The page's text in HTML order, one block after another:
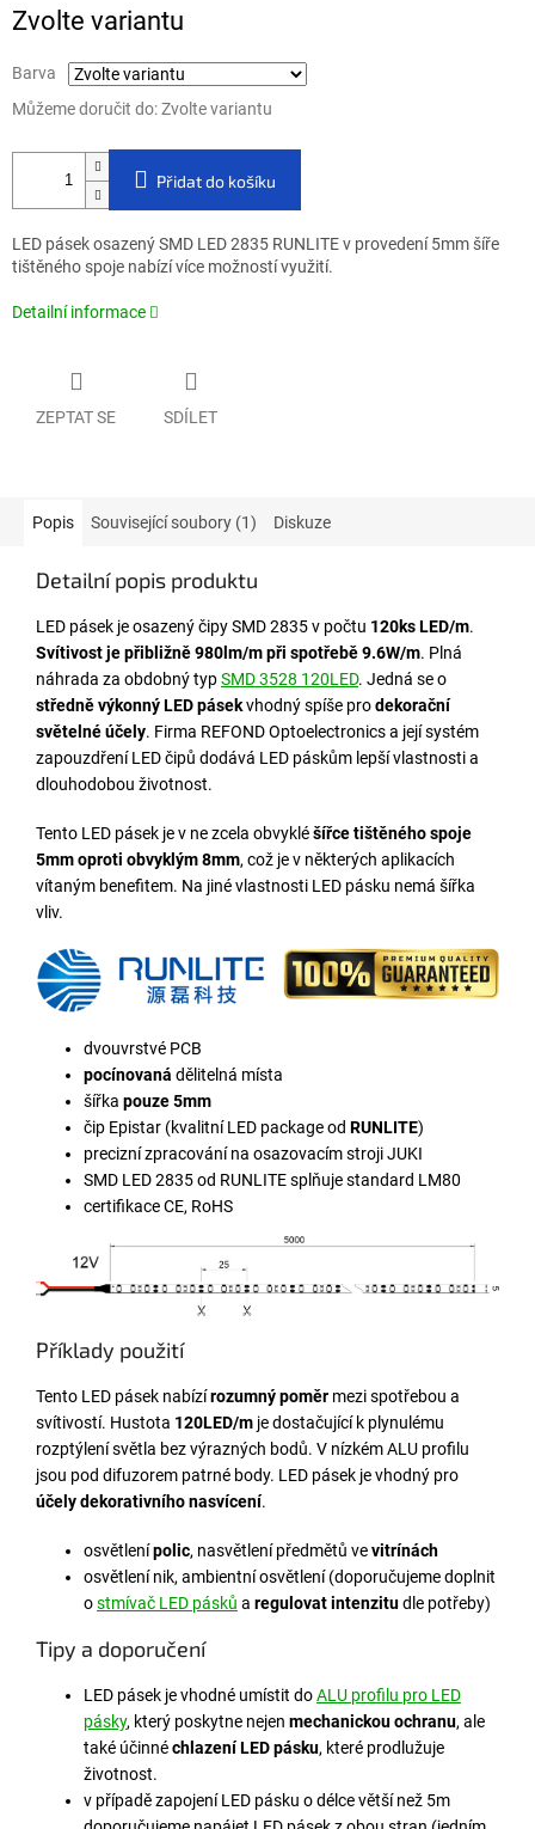
Zvolte variantu
Barva
Můžeme doručit do:Zvolte variantu
Přidat do košíku
LED pásek osazený SMD LED 2835 RUNLITE v provedení 5mm šíře
tištěného spoje nabízí více možností využití.
Detailní informace
ZEPTAT SE SDÍLET
Popis Související soubory (1) Diskuze
Detailní popis produktu
LED pásek je osazený čipy SMD 2835 v počtu 120ks LED/m.
Svítivost je přibližně 980lm/m při spotřebě 9.6W/m. Plná
náhrada za obdobný typSMD 3528 120LED. Jedná se o
středně výkonný LED pásekvhodný spíše prodekorační
světelné účely. Firma REFOND Optoelectronics a její systém
zapouzdření LED čipů dodává LED páskům lepší vlastnosti a
dlouhodobou životnost.
Tento LED pásek je v ne zcela obvykléšířce tištěného spoje
5mm oproti obvyklým 8mm, což je v některých aplikacích
vítaným benefitem. Na jiné vlastnosti LED pásku nemá šířka
vliv.
dvouvrstvé PCB
pocínovaná dělitelná místa
šířka pouze 5mm
čip Epistar (kvalitní LED package od RUNLITE)
precizní zpracování na osazovacím stroji JUKI
SMD LED 2835 od RUNLITE splňuje standard LM80
certifikace CE, RoHS
Příklady použití
Tento LED pásek nabízírozumný poměr mezi spotřebou a
svítivostí. Hustota 120LED/m je dostačující k plynulému
rozptýlení světla bez výrazných bodů. V nízkém ALU profilu
jsou pod difuzorem patrné body. LED pásek je vhodný pro
účely dekorativního nasvícení.
osvětlenípolic, nasvětlení předmětů vevitrínách
osvětlení nik, ambientní osvětlení (doporučujeme doplnit
ostmívač LED pásků a regulovat intenzitudle potřeby)
Tipy a doporučení
LED pásek je vhodné umístit doALU profilu pro LED
pásky, který poskytne nejen mechanickou ochranu, ale
také účinnéchlazení LED pásku, které prodlužuje
životnost.
v případě zapojení LED pásku o délce větší než 5m